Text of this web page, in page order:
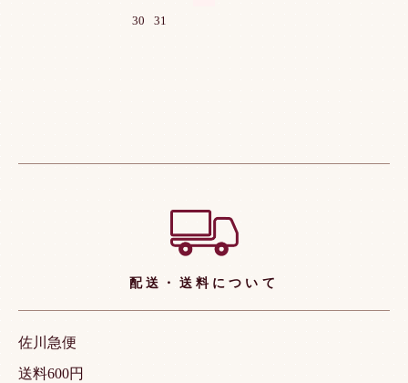
30 31
配送・送料について
佐川急便
送料600円